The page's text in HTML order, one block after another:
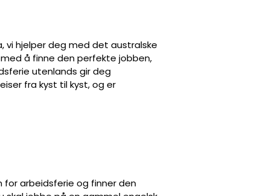
vi hjelper deg med det australske
å finne den perfekte jobben,
utenlands gir deg
fra kyst til kyst, og er
for arbeidsferie og finner den